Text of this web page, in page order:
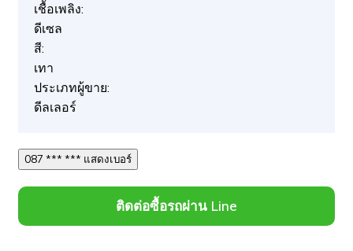
เชื้อเพลิง:
ดีเซล
สี:
เทา
ประเภทผู้ขาย:
ดีลเลอร์
087 *** *** แสดงเบอร์
ติดต่อซื้อรถผ่าน Line